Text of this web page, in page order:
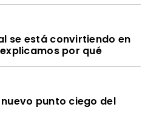
se está convirtiendo en
por qué
punto ciego del